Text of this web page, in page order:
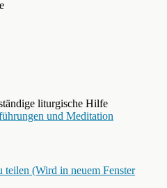
liturgische Hilfe
und Meditation
(Wird in neuem Fenster